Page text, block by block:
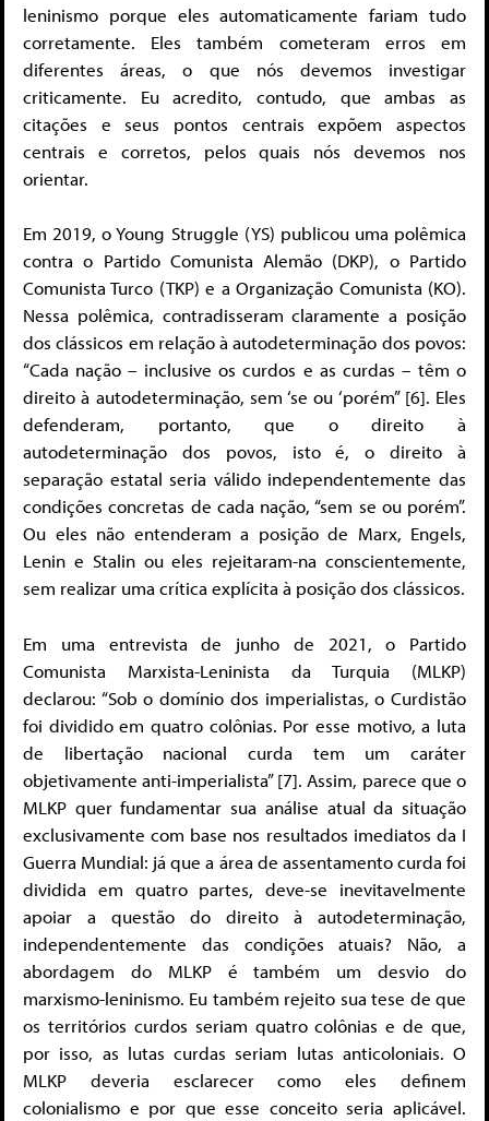
leninismo porque eles automaticamente fariam tudo
corretamente. Eles também cometeram erros em
diferentes áreas, o que nós devemos investigar
criticamente. Eu acredito, contudo, que ambas as
citações e seus pontos centrais expõem aspectos
centrais e corretos, pelos quais nós devemos nos
orientar.
Em 2019, o Young Struggle (YS) publicou uma polêmica
contra o Partido Comunista Alemão (DKP), o Partido
Comunista Turco (TKP) e a Organização Comunista (KO).
Nessa polêmica, contradisseram claramente a posição
dos clássicos em relação à autodeterminação dos povos:
“Cada nação – inclusive os curdos e as curdas – têm o
direito à autodeterminação, sem ‘se ou ‘porém” [6]. Eles
defenderam, portanto, que o direito à
autodeterminação dos povos, isto é, o direito à
separação estatal seria válido independentemente das
condições concretas de cada nação, “sem se ou porém”.
Ou eles não entenderam a posição de Marx, Engels,
Lenin e Stalin ou eles rejeitaram-na conscientemente,
sem realizar uma crítica explícita à posição dos clássicos.
Em uma entrevista de junho de 2021, o Partido
Comunista Marxista-Leninista da Turquia (MLKP)
declarou: “Sob o domínio dos imperialistas, o Curdistão
foi dividido em quatro colônias. Por esse motivo, a luta
de libertação nacional curda tem um caráter
objetivamente anti-imperialista” [7]. Assim, parece que o
MLKP quer fundamentar sua análise atual da situação
exclusivamente com base nos resultados imediatos da I
Guerra Mundial: já que a área de assentamento curda foi
dividida em quatro partes, deve-se inevitavelmente
apoiar a questão do direito à autodeterminação,
independentemente das condições atuais? Não, a
abordagem do MLKP é também um desvio do
marxismo-leninismo. Eu também rejeito sua tese de que
os territórios curdos seriam quatro colônias e de que,
por isso, as lutas curdas seriam lutas anticoloniais. O
MLKP deveria esclarecer como eles definem
colonialismo e por que esse conceito seria aplicável.